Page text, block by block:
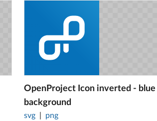
OpenProject Icon inverted - blue
background
svg png